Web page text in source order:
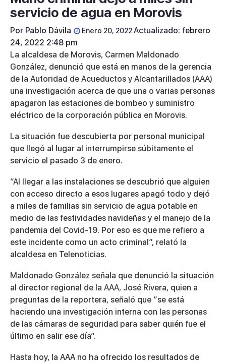
servicio de agua en Morovis
Por Pablo Dávila Enero 20, 2022Actualizado: febrero
24, 2022 2:48 pm
La alcaldesa de Morovis, Carmen Maldonado
González, denunció que está en manos de la gerencia
de la Autoridad de Acueductos y Alcantarillados (AAA)
una investigación acerca de que una o varias personas
apagaron las estaciones de bombeo y suministro
eléctrico de la corporación pública en Morovis.
La situación fue descubierta por personal municipal
que llegó al lugar al interrumpirse súbitamente el
servicio el pasado 3 de enero.
“Al llegar a las instalaciones se descubrió que alguien
con acceso directo a esos lugares apagó todo y dejó
a miles de familias sin servicio de agua potable en
medio de las festividades navideñas y el manejo de la
pandemia del Covid-19. Por eso es que me refiero a
este incidente como un acto criminal”, relató la
alcaldesa en Telenoticias.
Maldonado González señala que denunció la situación
al director regional de la AAA, José Rivera, quien a
preguntas de la reportera, señaló que “se está
haciendo una investigación interna con las personas
de las cámaras de seguridad para saber quién fue el
último en salir ese día”.
Hasta hoy, la AAA no ha ofrecido los resultados de